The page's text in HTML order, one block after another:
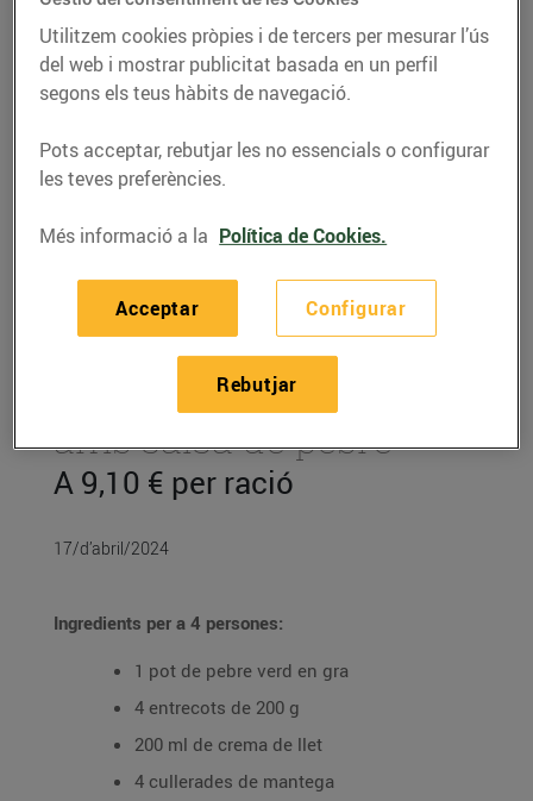
RECEPTES
Entrecot de vedella
amb salsa de pebre
A 9,10 € per ració
17/d’abril/2024
Ingredients per a 4 persones:
1 pot de pebre verd en gra
4 entrecots de 200 g
200 ml de crema de llet
4 cullerades de mantega
Utilitzem cookies pròpies i de tercers per mesurar l’ús
del web i mostrar publicitat basada en un perfil
segons els teus hàbits de navegació.
Pots acceptar, rebutjar les no essencials o configurar
les teves preferències.
Més informació a la Política de Cookies.
Configurar
Rebutjar
Acceptar